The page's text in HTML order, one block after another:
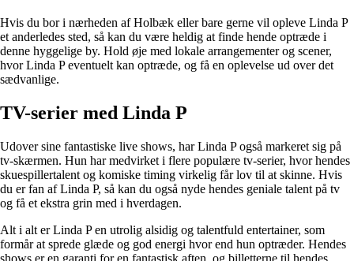
Hvis du bor i nærheden af Holbæk eller bare gerne vil opleve Linda P
et anderledes sted, så kan du være heldig at finde hende optræde i
denne hyggelige by. Hold øje med lokale arrangementer og scener,
hvor Linda P eventuelt kan optræde, og få en oplevelse ud over det
sædvanlige.
TV-serier med Linda P
Udover sine fantastiske live shows, har Linda P også markeret sig på
tv-skærmen. Hun har medvirket i flere populære tv-serier, hvor hendes
skuespillertalent og komiske timing virkelig får lov til at skinne. Hvis
du er fan af Linda P, så kan du også nyde hendes geniale talent på tv
og få et ekstra grin med i hverdagen.
Alt i alt er Linda P en utrolig alsidig og talentfuld entertainer, som
formår at sprede glæde og god energi hvor end hun optræder. Hendes
shows er en garanti for en fantastisk aften, og billetterne til hendes